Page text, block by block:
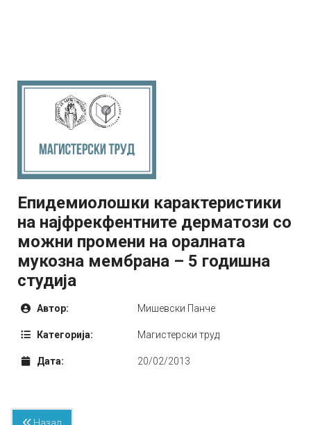
Епидемиолошки карактеристики
на најфрекфентните дерматози со
можни промени на оралната
мукозна мембрана – 5 годишна
студија
Автор: Мишевски Панче
Категорија: Mагистерски труд
Дата: 20/02/2013